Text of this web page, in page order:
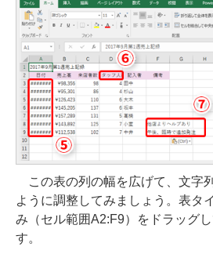
この表の列の幅を広げて、文字
ように調整してみましょう。表タ
み（セル範囲A2:F9）をドラッグ
す。